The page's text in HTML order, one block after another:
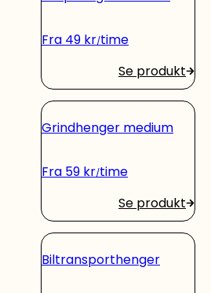
Fra 49 kr time
Se produkt
Grindhenger medium
Fra 59 kr time
Se produkt
Biltransporthenger